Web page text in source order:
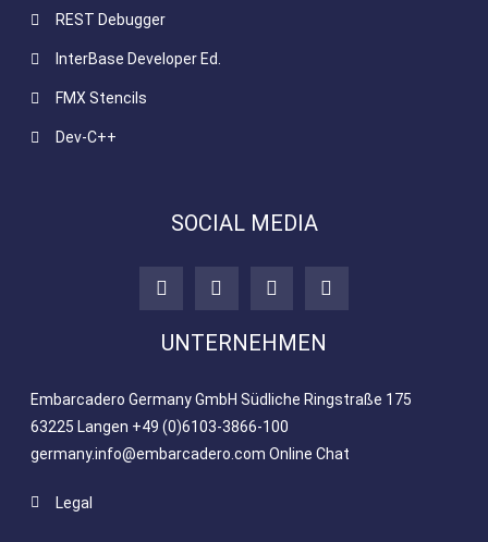
REST Debugger
InterBase Developer Ed.
FMX Stencils
Dev-C++
SOCIAL MEDIA
UNTERNEHMEN
Embarcadero Germany GmbH Südliche Ringstraße 175
63225 Langen​ +49 (0)6103-3866-100
germany.info@embarcadero.com Online Chat
Legal